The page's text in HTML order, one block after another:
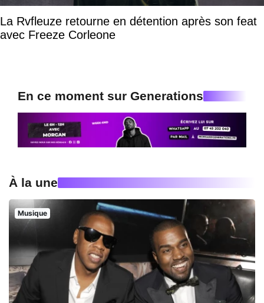
La Rvfleuze retourne en détention après son feat
avec Freeze Corleone
En ce moment sur Generations
À la une
Musique